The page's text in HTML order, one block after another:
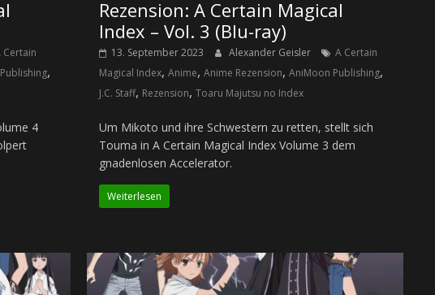
Certain
,
4
Rezension: A Certain Magical
Index – Vol. 3 (Blu-ray)
13. September 2023 Alexander Geisler
A Certain
Magical Index,Anime,Anime Rezension,AniMoon Publishing,
J.C. Staff, Rezension,Toaru Majutsu no Index
Um Mikoto und ihre Schwestern zu retten, stellt sich
Touma in A Certain Magical Index Volume 3 dem
gnadenlosen Accelerator.
Weiterlesen